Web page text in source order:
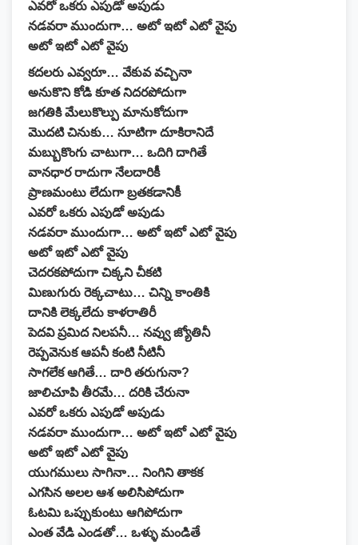
ఎవరో ఒకరు ఎపుడో అపుడు
నడవరా ముందుగా… అటో ఇటో ఎటో వైపు
అటో ఇటో ఎటో వైపు
కదలరు ఎవ్వరూ… వేకువ వచ్చినా
అనుకొని కోడి కూత నిదరపోదుగా
జగతికి మేలుకొల్పు మానుకోదుగా
మొదటి చినుకు… సూటిగా దూకిరానిదే
మబ్బుకొంగు చాటుగా… ఒదిగి దాగితే
వానధార రాదుగా నేలదారికీ
ప్రాణమంటు లేదుగా బ్రతకడానికీ
ఎవరో ఒకరు ఎపుడో అపుడు
నడవరా ముందుగా… అటో ఇటో ఎటో వైపు
అటో ఇటో ఎటో వైపు
చెదరకపోదుగా చిక్కని చీకటి
మిణుగురు రెక్కచాటు… చిన్ని కాంతికి
దానికి లెక్కలేదు కాళరాతిరీ
పెదవి ప్రమిద నిలపనీ… నవ్వు జ్యోతినీ
రెప్పవెనుక ఆపనీ కంటి నీటినీ
సాగలేక ఆగితే… దారి తరుగునా?
జాలిచూపి తీరమే… దరికి చేరునా
ఎవరో ఒకరు ఎపుడో అపుడు
నడవరా ముందుగా… అటో ఇటో ఎటో వైపు
అటో ఇటో ఎటో వైపు
యుగములు సాగినా… నింగిని తాకక
ఎగసిన అలల ఆశ అలిసిపోదుగా
ఓటమి ఒప్పుకుంటు ఆగిపోదుగా
ఎంత వేడి ఎండతో… ఒళ్ళు మండితే